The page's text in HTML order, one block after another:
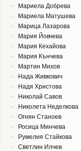
Мариела Добрева
Мариела Матушева
Марица Лазарова
Мария Йовчева
Мария Кехайова
Мария Кънчева
Мартин Михов
Нада Живкович
Надя Христова
Николай Савов
Николета Неделкова
Огнян Станоев
Росица Минчева
Румелия Стайкова
Светлин Илчев